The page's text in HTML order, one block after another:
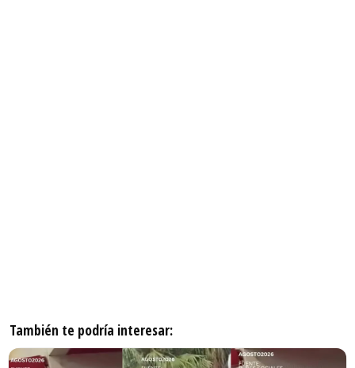
También te podría interesar: